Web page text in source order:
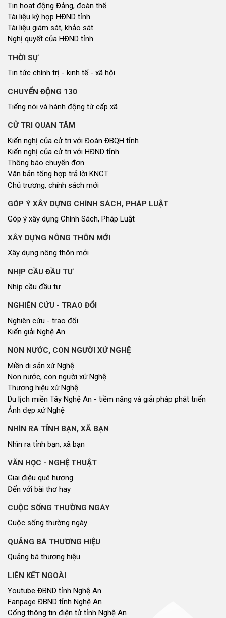
Tin hoạt động Đảng, đoàn thể
Tài liệu kỳ họp HĐND tỉnh
Tài liệu giám sát, khảo sát
Nghị quyết của HĐND tỉnh
THỜI SỰ
Tin tức chính trị - kinh tế - xã hội
CHUYỂN ĐỘNG 130
Tiếng nói và hành động từ cấp xã
CỬ TRI QUAN TÂM
Kiến nghị của cử tri với Đoàn ĐBQH tỉnh
Kiến nghị của cử tri với HĐND tỉnh
Thông báo chuyển đơn
Văn bản tổng hợp trả lời KNCT
Chủ trương, chính sách mới
GÓP Ý XÂY DỰNG CHÍNH SÁCH, PHÁP LUẬT
Góp ý xây dựng Chính Sách, Pháp Luật
XÂY DỰNG NÔNG THÔN MỚI
Xây dựng nông thôn mới
NHỊP CẦU ĐẦU TƯ
Nhịp cầu đầu tư
NGHIÊN CỨU - TRAO ĐỔI
Nghiên cứu - trao đổi
Kiến giải Nghệ An
NON NƯỚC, CON NGƯỜI XỨ NGHỆ
Miền di sản xứ Nghệ
Non nước, con người xứ Nghệ
Thương hiệu xứ Nghệ
Du lịch miền Tây Nghệ An - tiềm năng và giải pháp phát triển
Ảnh đẹp xứ Nghệ
NHÌN RA TỈNH BẠN, XÃ BẠN
Nhìn ra tỉnh bạn, xã bạn
VĂN HỌC - NGHỆ THUẬT
Giai điệu quê hương
Đến với bài thơ hay
CUỘC SỐNG THƯỜNG NGÀY
Cuộc sống thường ngày
QUẢNG BÁ THƯƠNG HIỆU
Quảng bá thương hiệu
LIÊN KẾT NGOÀI
Youtube ĐBND tỉnh Nghệ An
Fanpage ĐBND tỉnh Nghệ An
Cổng thông tin điện tử tỉnh Nghệ An